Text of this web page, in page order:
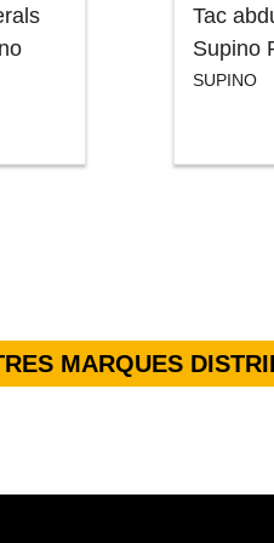
Tac
Supino
SUPINO
MARQUES